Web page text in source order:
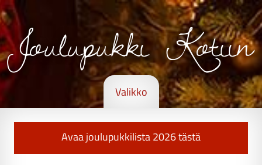
Joulupukki Kotiin
Valikko
Avaa joulupukkilista 2026 tästä